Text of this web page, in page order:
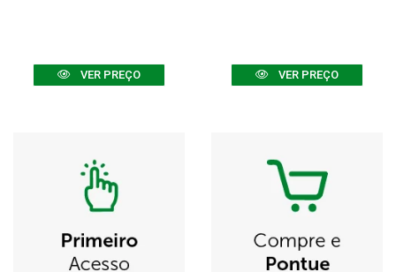
VER PREÇO VER PREÇO